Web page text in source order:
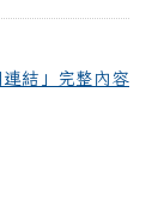
結」完整內容